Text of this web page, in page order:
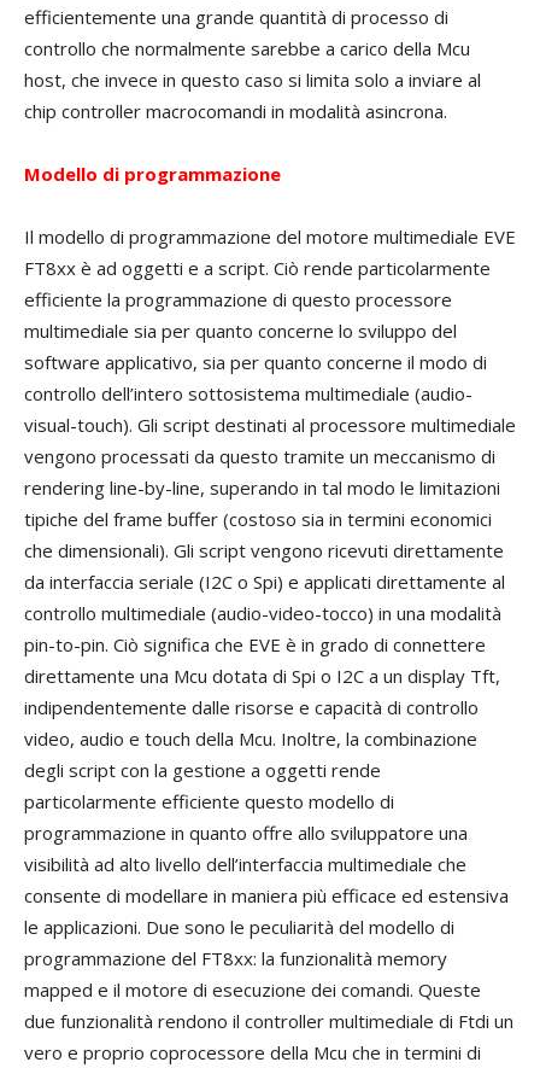
efficientemente una grande quantità di processo di
controllo che normalmente sarebbe a carico della Mcu
host, che invece in questo caso si limita solo a inviare al
chip controller macrocomandi in modalità asincrona.
Modello di programmazione
Il modello di programmazione del motore multimediale EVE
FT8xx è ad oggetti e a script. Ciò rende particolarmente
efficiente la programmazione di questo processore
multimediale sia per quanto concerne lo sviluppo del
software applicativo, sia per quanto concerne il modo di
controllo dell’intero sottosistema multimediale (audio-
visual-touch). Gli script destinati al processore multimediale
vengono processati da questo tramite un meccanismo di
rendering line-by-line, superando in tal modo le limitazioni
tipiche del frame buffer (costoso sia in termini economici
che dimensionali). Gli script vengono ricevuti direttamente
da interfaccia seriale (I2C o Spi) e applicati direttamente al
controllo multimediale (audio-video-tocco) in una modalità
pin-to-pin. Ciò significa che EVE è in grado di connettere
direttamente una Mcu dotata di Spi o I2C a un display Tft,
indipendentemente dalle risorse e capacità di controllo
video, audio e touch della Mcu. Inoltre, la combinazione
degli script con la gestione a oggetti rende
particolarmente efficiente questo modello di
programmazione in quanto offre allo sviluppatore una
visibilità ad alto livello dell’interfaccia multimediale che
consente di modellare in maniera più efficace ed estensiva
le applicazioni. Due sono le peculiarità del modello di
programmazione del FT8xx: la funzionalità memory
mapped e il motore di esecuzione dei comandi. Queste
due funzionalità rendono il controller multimediale di Ftdi un
vero e proprio coprocessore della Mcu che in termini di